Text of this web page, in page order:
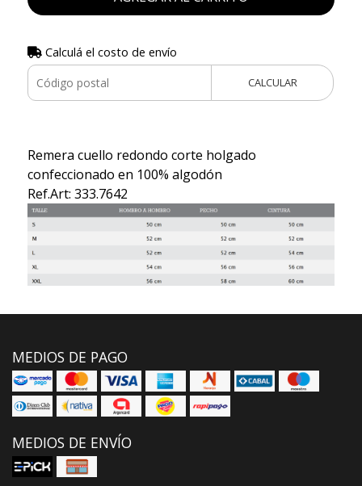
Calculá el costo de envío
CALCULAR
Remera cuello redondo corte holgado
confeccionado en 100% algodón
Ref.Art: 333.7642
MEDIOS DE PAGO
MEDIOS DE ENVÍO